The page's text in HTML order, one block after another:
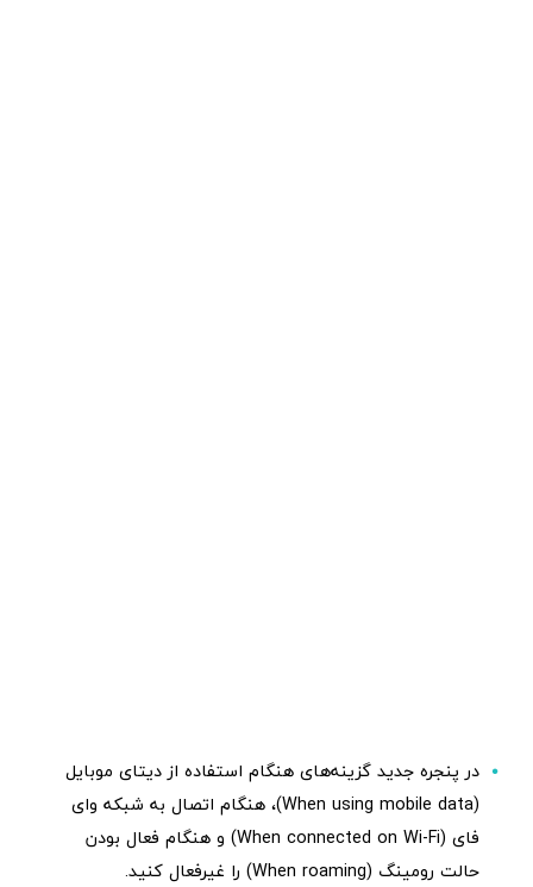
در پنجره جدید گزینه‌های هنگام استفاده از دیتای موبایل
(When using mobile data)، هنگام اتصال به شبکه وای
فای (When connected on Wi-Fi) و هنگام فعال بودن
حالت رومینگ (When roaming) را غیرفعال کنید.